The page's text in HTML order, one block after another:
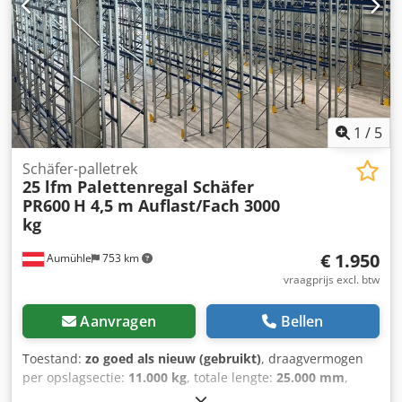
West-Duitsland Capaciteit: 25 m³/h Toerental: 1400 tpm
Maximaal vacuüm: ≥ 90% Motorvermogen: 1,1 kW (1,5 pk)
Voeding: 380/220 V Frequentie: 50 Hz Beschermingsklasse:
IP44 Isolatieklasse: B Toepassing De pomp wordt onder
meer gebruikt in: CNC-machines,
houtbewerkingsmachines, verpakkingsmachines, Crsdpfx
Agjzi Hf Aj Uof vacuümtafels, vacuümzuignappen,
vacuümtransportsystemen, laboratoriumapparatuur,
productie-installaties. Voordelen: Robuuste constructie van
Duitse makelij, Hoge capaciteit van 25 m³/h, Duurzame,
oliegesmeerde schoepenpomp, Oliepeilindicator voor
eenvoudige controle van het gebruik, Eenvoudige montage
1 / 5
Aumühle 753 km
Schäfer-palletrek
25 lfm Palettenregal Schäfer
PR600 H 4,5 m Auflast/Fach 3000
kg
€ 1.950
vraagprijs excl. btw
Aanvragen Bellen
Toestand: zo goed als nieuw (gebruikt), draagvermogen
per opslagsectie: 11.000 kg, totale lengte: 25.000 mm,
, totale breedte: